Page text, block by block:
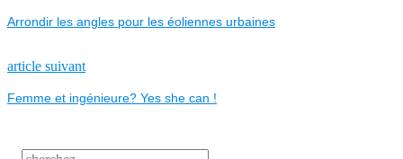
DE
L’ARTICLE
Arrondir les angles pour les éoliennes urbaines
article suivantNext
Femme et ingénieure? Yes she can !